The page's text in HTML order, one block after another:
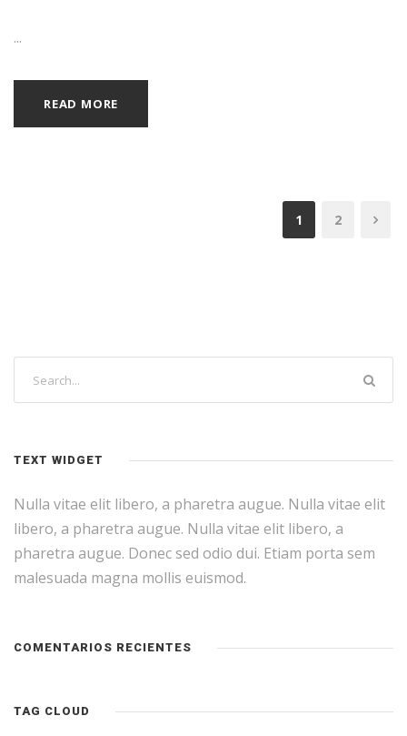
...
READ MORE
1 2
TEXT WIDGET
Nulla vitae elit libero, a pharetra augue. Nulla vitae elit
libero, a pharetra augue. Nulla vitae elit libero, a
pharetra augue. Donec sed odio dui. Etiam porta sem
malesuada magna mollis euismod.
COMENTARIOS RECIENTES
TAG CLOUD